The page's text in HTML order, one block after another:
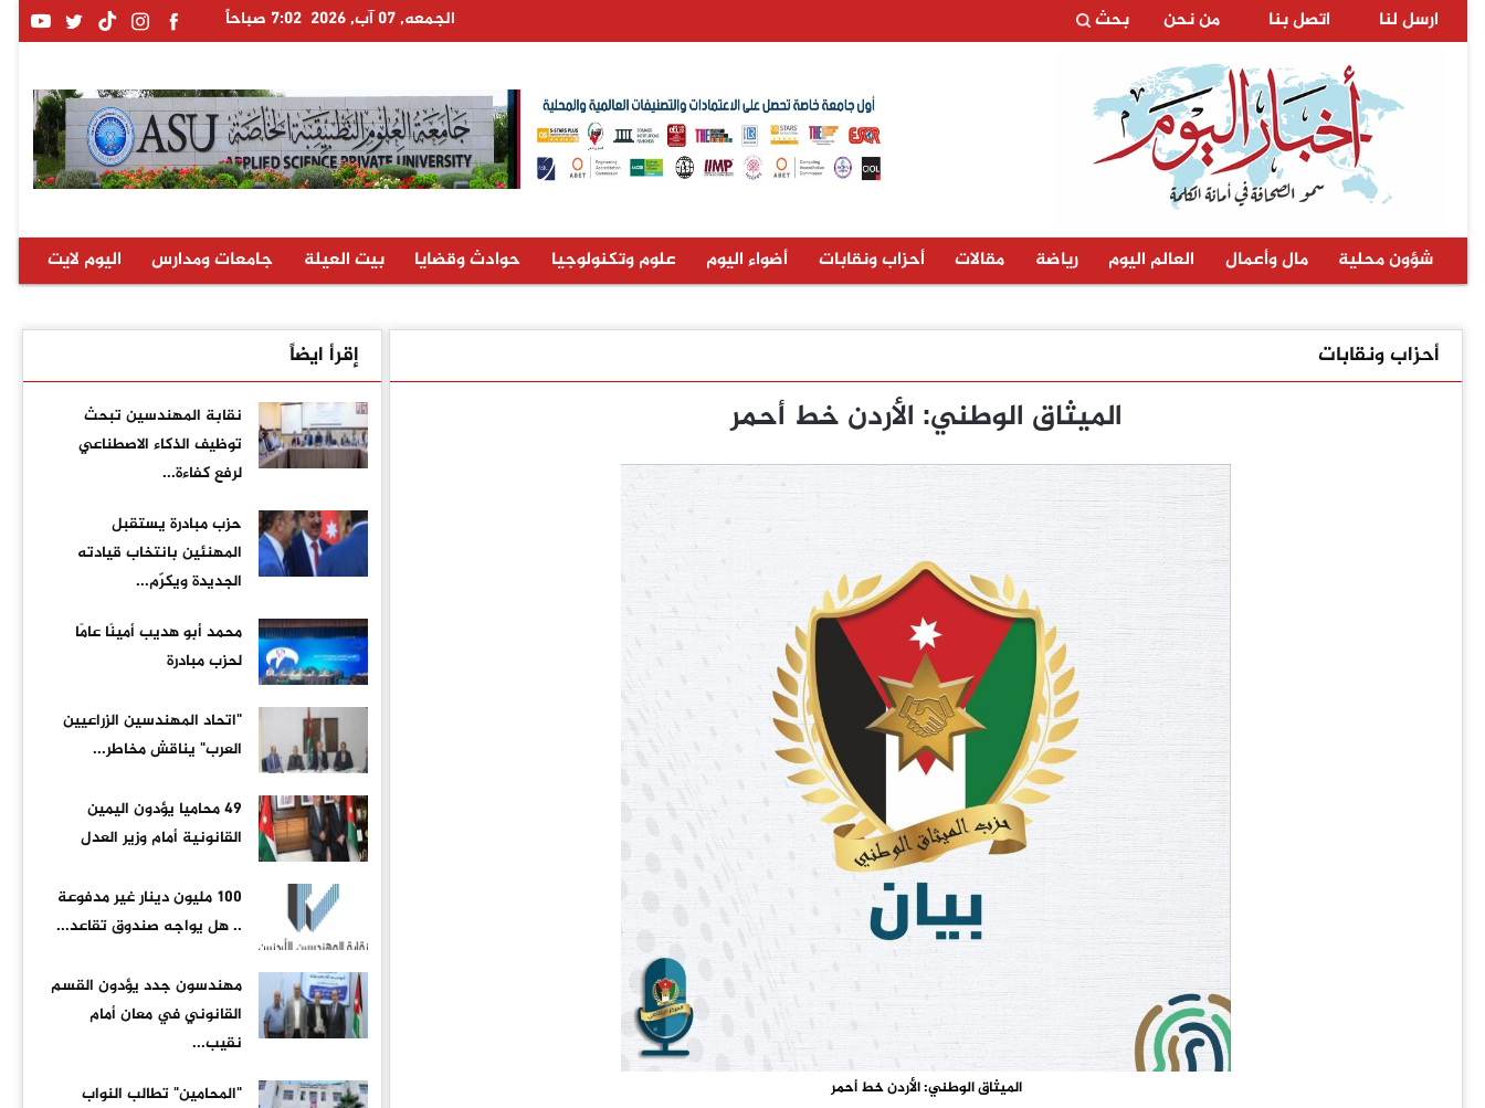
ارسل لنا اتصل بنا من نحن بحث الجمعه, 07 آب, 2026 7:02 صباحاً
شؤون محلية مال وأعمال العالم اليوم رياضة مقالات أحزاب ونقابات أضواء اليوم علوم وتكنولوجيا حوادث وقضايا بيت العيلة جامعات ومدارس اليوم لايت
أحزاب ونقابات
الميثاق الوطني: الأردن خط أحمر
الميثاق الوطني: الأردن خط أحمر
إقرأ ايضاً
نقابة المهندسين تبحث
توظيف الذكاء الاصطناعي
لرفع كفاءة...
حزب مبادرة يستقبل
المهنئين بانتخاب قيادته
الجديدة ويكرّم...
محمد أبو هديب أمينًا عامًا
لحزب مبادرة
"اتحاد المهندسين الزراعيين
العرب" يناقش مخاطر...
49 محاميا يؤدون اليمين
القانونية أمام وزير العدل
100 مليون دينار غير مدفوعة
.. هل يواجه صندوق تقاعد...
مهندسون جدد يؤدون القسم
القانوني في معان أمام
نقيب...
"المحامين" تطالب النواب